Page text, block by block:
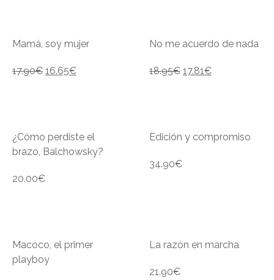
Mamá, soy mujer
17.90€ 16.65€
No me acuerdo de nada
18.95€ 17.81€
¿Cómo perdiste el
brazo, Balchowsky?
20.00€
Edición y compromiso
34.90€
Macoco, el primer
playboy
La razón en marcha
21.90€